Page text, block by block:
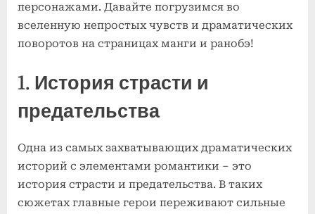
персонажами. Давайте погрузимся во
вселенную непростых чувств и драматических
поворотов на страницах манги и ранобэ!
1. История страсти и
предательства
Одна из самых захватывающих драматических
историй с элементами романтики – это
история страсти и предательства. В таких
сюжетах главные герои переживают сильные